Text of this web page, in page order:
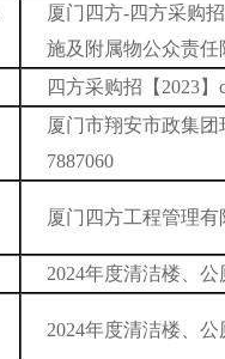
厦门四方-四方采购
施及附属物公众责任
四方采购招【2023】
厦门市翔安市政集
7887060
厦门四方工程管理
2024年度清洁楼、
2024年度清洁楼、